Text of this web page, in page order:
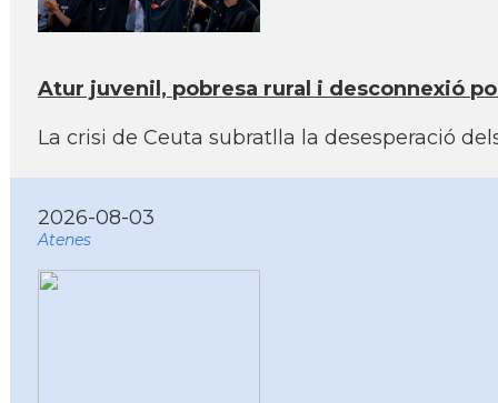
Atur juvenil, pobresa rural i desconnexió
La crisi de Ceuta subratlla la desesperació
2026-08-03
Atenes